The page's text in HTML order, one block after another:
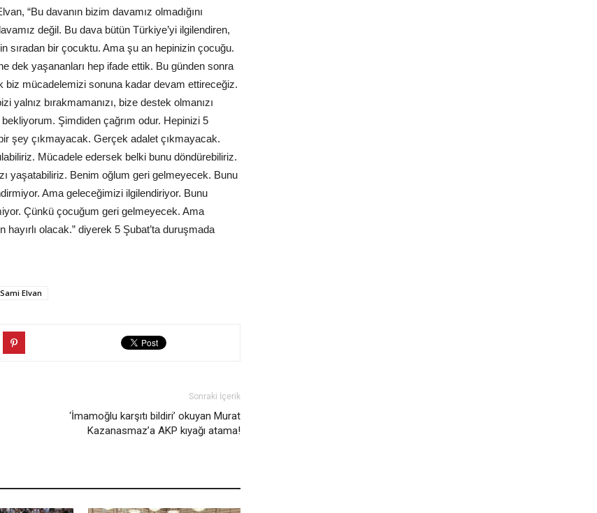
“Bu davanın bizim davamız olmadığını
değil. Bu dava bütün Türkiye’yi ilgilendiren,
sıradan bir çocuktu. Ama şu an hepinizin çocuğu.
dek yaşananları hep ifade ettik. Bu günden sonra
biz mücadelemizi sonuna kadar devam ettireceğiz.
yalnız bırakmamanızı, bize destek olmanızı
Şimdiden çağrım odur. Hepinizi 5
şey çıkmayacak. Gerçek adalet çıkmayacak.
Mücadele edersek belki bunu döndürebiliriz.
yaşatabiliriz. Benim oğlum geri gelmeyecek. Bunu
Ama geleceğimizi ilgilendiriyor. Bunu
Çünkü çocuğum geri gelmeyecek. Ama
olacak.” diyerek 5 Şubat’ta duruşmada
Sami Elvan
Sonraki İçerik
‘İmamoğlu karşıtı bildiri’ okuyan Murat
Kazanasmaz’a AKP kıyağı atama!